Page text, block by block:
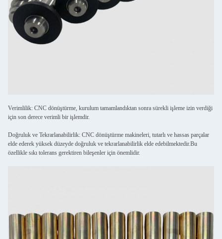
Verimlilik: CNC dönüştürme, kurulum tamamlandıktan sonra sürekli işleme izin verdiği
için son derece verimli bir işlemdir.
Doğruluk ve Tekrarlanabilirlik: CNC dönüştürme makineleri, tutarlı ve hassas parçalar
elde ederek yüksek düzeyde doğruluk ve tekrarlanabilirlik elde edebilmektedir.Bu
özellikle sıkı tolerans gerektiren bileşenler için önemlidir.